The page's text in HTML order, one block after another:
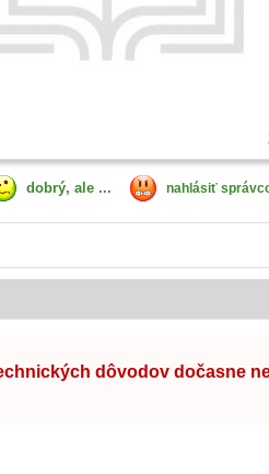
dobrý, ale ... nahlásiť
dôvodov dočasne